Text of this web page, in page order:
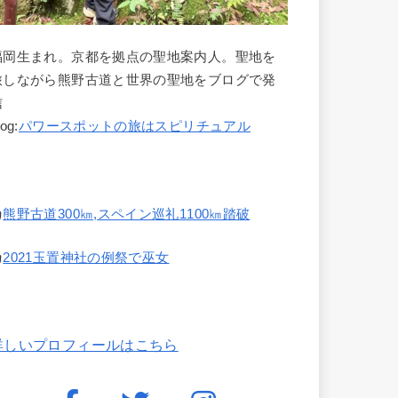
岡生まれ。京都を拠点の聖地案内人。聖地を
しながら熊野古道と世界の聖地をブログで発
パワースポットの旅はスピリチュアル
熊野古道300㎞,スペイン巡礼1100㎞踏破
2021玉置神社の例祭で巫女
しいプロフィールはこちら